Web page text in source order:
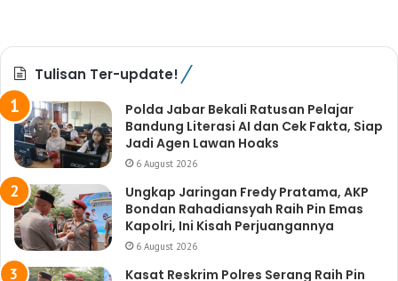
Tulisan Ter-update!
Polda Jabar Bekali Ratusan Pelajar
Bandung Literasi AI dan Cek Fakta, Siap
Jadi Agen Lawan Hoaks
6 August 2026
Ungkap Jaringan Fredy Pratama, AKP
Bondan Rahadiansyah Raih Pin Emas
Kapolri, Ini Kisah Perjuangannya
6 August 2026
Kasat Reskrim Polres Serang Raih Pin